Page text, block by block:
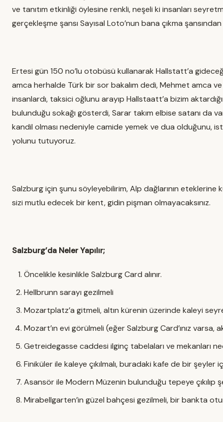
ve tanıtım etkinliği öylesine renkli, neşeli ki insanları
gerçekleşme şansı Sayısal Loto’nun bana çıkma
Ertesi gün 150 no’lu otobüsü kullanarak Hallstatt’a
amca herhalde Türk bir sor bakalım dedi, Mehmet amca
insanlardı, taksici oğlunu arayıp Hallstaatt’a bizim
bulunduğu sokağı gösterdi, Sarar takım elbise satanı da
kandil olması nedeniyle camide yemek ve dua olduğunu,
yolunu tutuyoruz.
Salzburg için şunu söyleyebilirim, Alp dağlarının
sizi mutlu edecek bir kent, gidin pişman olmayacaksınız.
Salzburg’da Neler Yapılır;
Öncelikle kesinlikle Salzburg Card alınır.
Hellbrunn sarayı gezilmeli
Mozartplatz’a gitmeli, altın kürenin üzerinde kaleyi
Mozart’ın evi görülmeli (eğer Salzburg Card’ınız
Getreidegasse caddesi ilginç tabelaları ve mekanları
Finiküler ile kaleye çıkılmalı, buradaki kafe de bir
Asansör ile Modern Müzenin bulunduğu tepeye çıkılıp
Mirabellgarten’in güzel bahçesi gezilmeli, bir bankta